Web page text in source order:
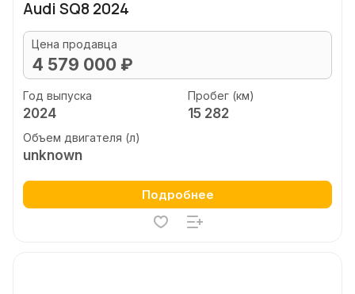
Audi SQ8 2024
Цена продавца
4 579 000 ₽
Год выпуска
2024
Пробег (км)
15 282
Объем двигателя (л)
unknown
Подробнее